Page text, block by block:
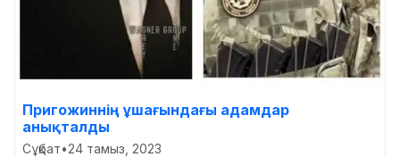
Пригожиннің ұшағындағы адамдар
анықталды
Сұқбат•24 тамыз, 2023